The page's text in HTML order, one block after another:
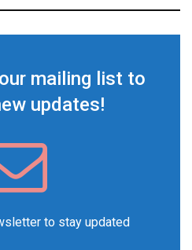
mailing list to
updates!
to stay updated